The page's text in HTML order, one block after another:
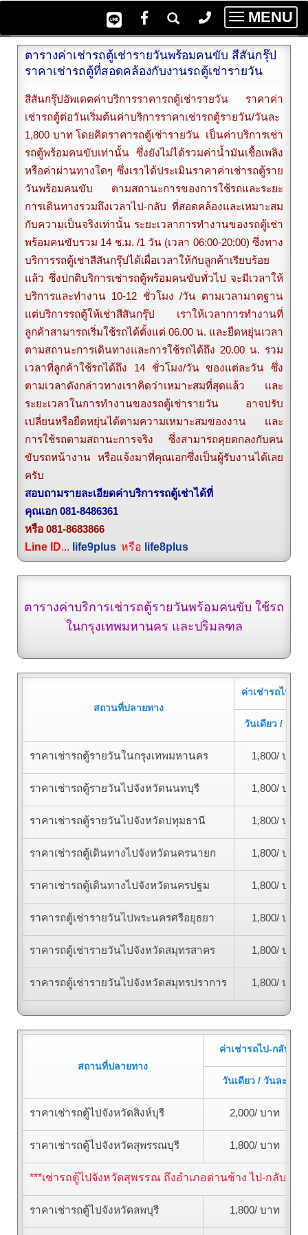
Toggle
MENU
ตารางค่าเช่ารถตู้เช่ารายวันพร้อมคนขับ สีสันกรุ๊ป
ราคาเช่ารถตู้ที่สอดคล้องกับงานรถตู้เช่ารายวัน
สีสันกรุ๊ปอัพเดตค่าบริการราคารถตู้เช่ารายวัน
ราคาค่า
เช่ารถตู้ต่อวันเริ่มต้นค่าบริการราคาเช่ารถตู้รายวัน/วันละ
1,800 บาท โดยคิดราคารถตู้เช่ารายวัน เป็นค่าบริการเช่า
รถตู้พร้อมคนขับเท่านั้น ซึ่งยังไม่ได้รวมค่าน้ำมันเชื้อเพลิง
หรือค่าผ่านทางใดๆ ซึ่งเราได้ประเมินราคาค่าเช่ารถตู้ราย
วันพร้อมคนขับ ตามสถานะการของการใช้รถและระยะ
การเดินทางรวมถึงเวลาไป-กลับ ที่สอดคล้องและเหมาะสม
กับความเป็นจริงเท่านั้น ระยะเวลาการทำงานของรถตู้เช่า
พร้อมคนขับรวม 14 ช.ม. /1 วัน (เวลา 06:00-20:00) ซึ่งทาง
บริการรถตู้เช่าสีสันกรุ๊ปได้เผื่อเวลาให้กับลูกค้าเรียบร้อย
แล้ว ซึ่งปกติบริการเช่ารถตู้พร้อมคนขับทั่วไป จะมีเวลาให้
บริการและทำงาน 10-12 ชั่วโมง /วัน ตามเวลามาตฐาน
แต่บริการรถตู้ให้เช่าสีสันกรุ๊ป เราให้เวลาการทำงานที่
ลูกค้าสามารถเริ่มใช้รถได้ตั้งแต่ 06.00 น. และยืดหยุ่นเวลา
ตามสถานะการเดินทางและการใช้รถได้ถึง 20.00 น. รวม
เวลาที่ลูกค้าใช้รถได้ถึง 14 ชั่วโมง/วัน ของแต่ละวัน ซึ่ง
ตามเวลาดังกล่าวทางเราคิดว่าเหมาะสมที่สุดแล้ว และ
ระยะเวลาในการทำงานของรถตู้เช่ารายวัน อาจปรับ
เปลี่ยนหรือยืดหยุ่นได้ตามความเหมาะสมของงาน และ
การใช้รถตามสถานะการจริง ซึ่งสามารถคุยตกลงกับคน
ขับรถหน้างาน หรือแจ้งมาที่คุณเอกซึ่งเป็นผู้รับงานได้เลย
ครับ
สอบถามรายละเอียดค่าบริการรถตู้เช่าได้ที่
คุณเอก 081-8486361
หรือ 081-8683866
Line ID... life9plus หรือ life8plus
ตารางค่าบริการเช่ารถตู้รายวันพร้อมคนขับ ใช้รถ
ในกรุงเทพมหานคร และปริมลฑล
สถานที่ปลายทาง
ค่าเช่ารถไป-ก
วันเดียว / วันล
ราคาเช่ารถตู้รายวันในกรุงเทพมหานคร 1,800/ บาท
ราคาเช่ารถตู้รายวันไปจังหวัดนนทบุรี 1,800/ บาท
ราคาเช่ารถตู้รายวันไปจังหวัดปทุมธานี 1,800/ บาท
ราคาเช่ารถตู้เดินทางไปจังหวัดนครนายก 1,800/ บาท
ราคาเช่ารถตู้เดินทางไปจังหวัดนครปฐม 1,800/ บาท
ราคารถตู้เช่ารายวันไปพระนครศรีอยุธยา 1,800/ บาท
ราคารถตู้เช่ารายวันไปจังหวัดสมุทรสาคร 1,800/ บาท
ราคารถตู้เช่ารายวันไปจังหวัดสมุทรปราการ 1,800/ บาท
สถานที่ปลายทาง
ค่าเช่ารถไป-กลับ
วันเดียว / วันละ
ราคาเช่ารถตู้ไปจังหวัดสิงห์บุรี 2,000/ บาท
ราคาเช่ารถตู้ไปจังหวัดสุพรรณบุรี 1,800/ บาท
***เช่ารถตู้ไปจังหวัดสุพรรณ ถึงอำเภอด่านช้าง ไป-กลับ วัน
ราคาเช่ารถตู้ไปจังหวัดลพบุรี 1,800/ บาท